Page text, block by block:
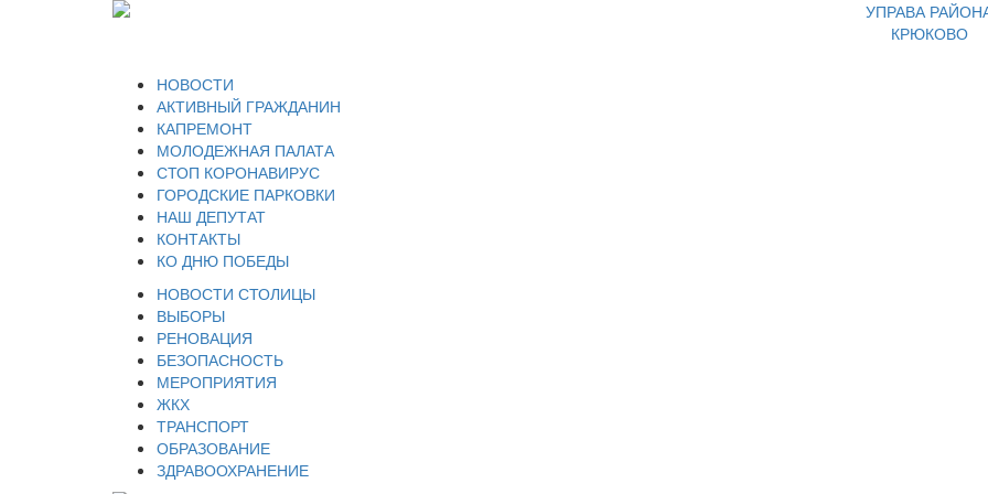
УПРАВА
КРЮКОВО
НОВОСТИ
АКТИВНЫЙ ГРАЖДАНИН
КАПРЕМОНТ
МОЛОДЕЖНАЯ ПАЛАТА
СТОП КОРОНАВИРУС
ГОРОДСКИЕ ПАРКОВКИ
НАШ ДЕПУТАТ
КОНТАКТЫ
КО ДНЮ ПОБЕДЫ
НОВОСТИ СТОЛИЦЫ
ВЫБОРЫ
РЕНОВАЦИЯ
БЕЗОПАСНОСТЬ
МЕРОПРИЯТИЯ
ЖКХ
ТРАНСПОРТ
ОБРАЗОВАНИЕ
ЗДРАВООХРАНЕНИЕ